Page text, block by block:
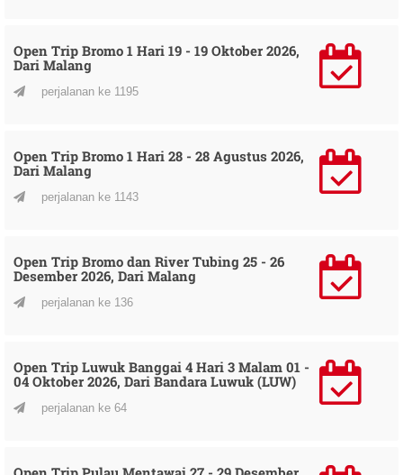
Open Trip Bromo 1 Hari 19 - 19 Oktober 2026,
Dari Malang
perjalanan ke 1195
Open Trip Bromo 1 Hari 28 - 28 Agustus 2026,
Dari Malang
perjalanan ke 1143
Open Trip Bromo dan River Tubing 25 - 26
Desember 2026, Dari Malang
perjalanan ke 136
Open Trip Luwuk Banggai 4 Hari 3 Malam 01 -
04 Oktober 2026, Dari Bandara Luwuk (LUW)
perjalanan ke 64